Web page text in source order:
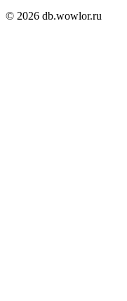
© 2026 db.wowlor.ru